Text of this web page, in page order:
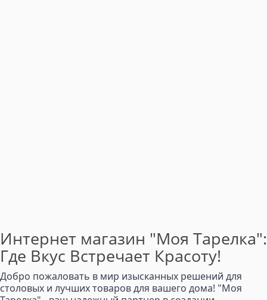
Интернет магазин "Моя Тарелка":
Где Вкус Встречает Красоту!
Добро пожаловать в мир изысканных решений для
столовых и лучших товаров для вашего дома! "Моя